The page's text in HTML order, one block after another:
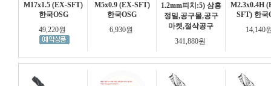
M17x1.5 (EX-SFT)
한국OSG
49,220원
M5x0.9 (EX-SFT)
한국OSG
6,930원
1.2mm피치:5) 삼흥
정밀,공구몰,공구
마켓,절삭공구
341,880원
M2.3x0.4H
SFT) 한국
14,140